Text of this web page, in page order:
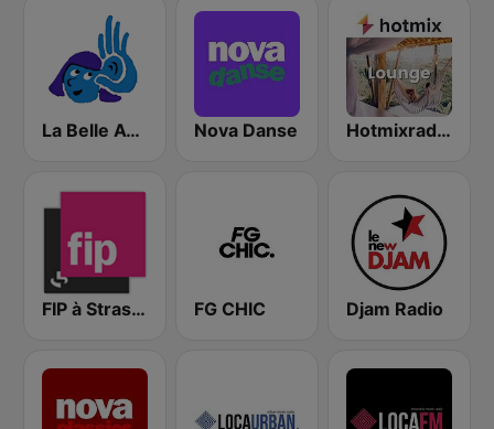
La Belle Aventure Nova Danse Hotmixradio Lounge
FIP à Strasbourg FG CHIC Djam Radio